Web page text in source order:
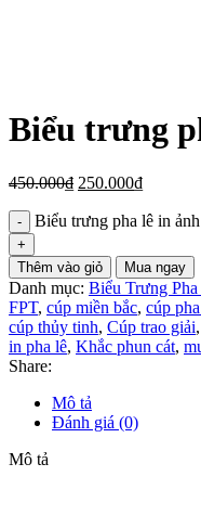
Biểu trưng
450.000₫ 250.000₫
Biểu trưng pha lê in
Thêm vào giỏ Mua ngay
Danh mục: Biểu Trưng Pha
FPT, cúp miền bắc, cúp
cúp thủy tinh, Cúp trao giải,
in pha lê, Khắc phun cát,
Share:
Mô tả
Đánh giá (0)
Mô tả